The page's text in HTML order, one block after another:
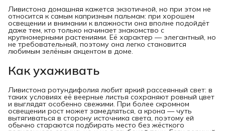
Ливистона домашняя кажется экзотичной, но при этом не
относится к самым капризным пальмам: при хорошем
освещении и внимании к влажности она вполне подойдёт
даже тем, кто только начинает знакомство с
крупномерными растениями. Её характер — элегантный, но
не требовательный, поэтому она легко становится
любимым зелёным акцентом в доме.
Как ухаживать
Ливистона ротундифолия любит яркий рассеянный свет: в
таких условиях её веерные листья сохраняют ровный цвет
и выглядят особенно свежими. При более скромном
освещении рост может замедляться, а крона — чуть
вытягиваться в сторону источника света, поэтому ей
обычно стараются подбирать место без жёсткого